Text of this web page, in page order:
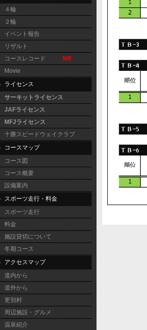
４輪
２輪
イベント報告
リザルト
コースレコード
NR
Movie
ライセンス
サーキットライセンス
JAFライセンス
MFJライセンス
十勝スピードウェイクラブ
コースマップ
コース図
コース概要
設備案内
スポーツ走行・料金
スポーツ走行
料金
施設貸切について
冬期コース
アクセスマップ
道内から
道外から
更別村
周辺施設・グルメ
温泉紹介